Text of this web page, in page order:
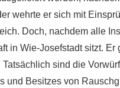
wehrte er sich mit
Doch, nachdem alle
in Wie-Josefstadt sitzt.
sind die
und Besitzes von